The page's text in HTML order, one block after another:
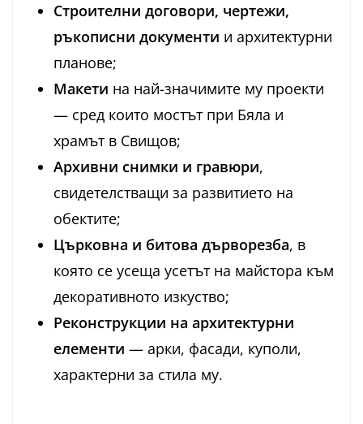
Строителни договори, чертежи,
ръкописни документи и архитектурни
планове;
Макети на най-значимите му проекти
— сред които мостът при Бяла и
храмът в Свищов;
Архивни снимки и гравюри,
свидетелстващи за развитието на
обектите;
Църковна и битова дърворезба, в
която се усеща усетът на майстора към
декоративното изкуство;
Реконструкции на архитектурни
елементи — арки, фасади, куполи,
характерни за стила му.